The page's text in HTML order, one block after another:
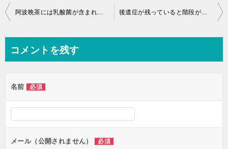
投
ビ
ー
シ
ン
阿波晩茶には乳酸菌が含まれているんですね♪ 後遺症が残っていると階段が厳しいのは当然ですね♪
コメントを残す
名前 必須
メール（公開されません） 必須